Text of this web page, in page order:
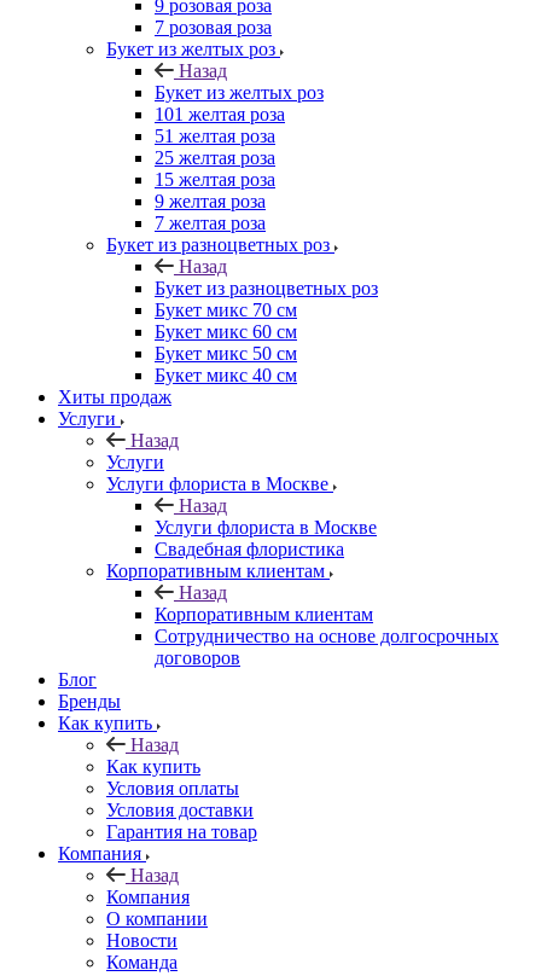
9 розовая роза
7 розовая роза
Букет из желтых роз
Назад
Букет из желтых роз
101 желтая роза
51 желтая роза
25 желтая роза
15 желтая роза
9 желтая роза
7 желтая роза
Букет из разноцветных роз
Назад
Букет из разноцветных роз
Букет микс 70 см
Букет микс 60 см
Букет микс 50 см
Букет микс 40 см
Хиты продаж
Услуги
Назад
Услуги
Услуги флориста в Москве
Назад
Услуги флориста в Москве
Свадебная флористика
Корпоративным клиентам
Назад
Корпоративным клиентам
Сотрудничество на основе долгосрочных
договоров
Блог
Бренды
Как купить
Назад
Как купить
Условия оплаты
Условия доставки
Гарантия на товар
Компания
Назад
Компания
О компании
Новости
Команда